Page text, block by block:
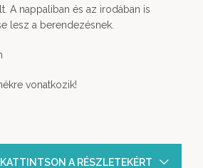
A nappaliban és az irodában is
lesz a berendezésnek.
vonatkozik!
A RÉSZLETEKÉRT